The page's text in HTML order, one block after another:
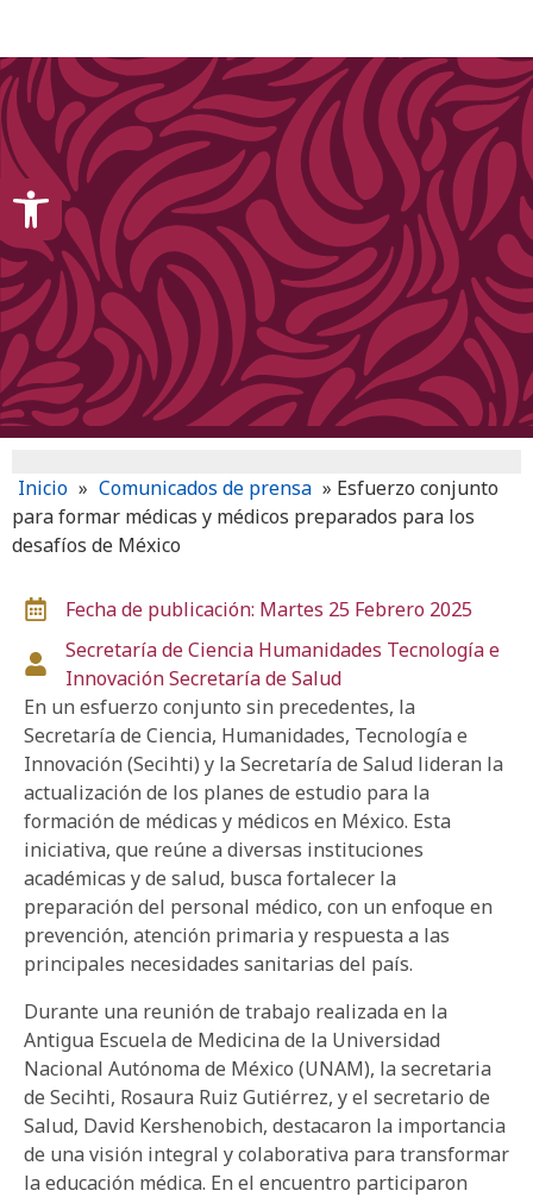
Inicio » Comunicados de prensa » Esfuerzo conjunto
para formar médicas y médicos preparados para los
desafíos de México
Fecha de publicación: Martes 25 Febrero 2025
Secretaría de Ciencia Humanidades Tecnología e
InnovaciónSecretaría de Salud
En un esfuerzo conjunto sin precedentes, la
Secretaría de Ciencia, Humanidades, Tecnología e
Innovación (Secihti) y la Secretaría de Salud lideran la
actualización de los planes de estudio para la
formación de médicas y médicos en México. Esta
iniciativa, que reúne a diversas instituciones
académicas y de salud, busca fortalecer la
preparación del personal médico, con un enfoque en
prevención, atención primaria y respuesta a las
principales necesidades sanitarias del país.
Durante una reunión de trabajo realizada en la
Antigua Escuela de Medicina de la Universidad
Nacional Autónoma de México (UNAM), la secretaria
de Secihti, Rosaura Ruiz Gutiérrez, y el secretario de
Salud, David Kershenobich, destacaron la importancia
de una visión integral y colaborativa para transformar
la educación médica. En el encuentro participaron
Open toolbar